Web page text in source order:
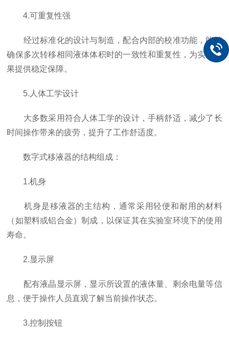
4.可重复性强
经过标准化的设计与制造，配合内部的校准功能，能够
确保多次转移相同液体体积时的一致性和重复性，为实验结
果提供稳定保障。
5.人体工学设计
大多数采用符合人体工学的设计，手柄舒适，减少了长
时间操作带来的疲劳，提升了工作舒适度。
数字式移液器的结构组成：
1.机身
机身是移液器的主结构，通常采用轻便和耐用的材料
（如塑料或铝合金）制成，以保证其在实验室环境下的使用
寿命。
2.显示屏
配有液晶显示屏，显示所设置的液体量、剩余电量等信
息，便于操作人员直观了解当前操作状态。
3.控制按钮